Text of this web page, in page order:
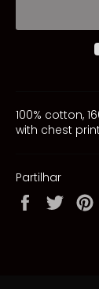
100% cotton,
with chest print
Partilhar
Partilhe
no
Twittar
no